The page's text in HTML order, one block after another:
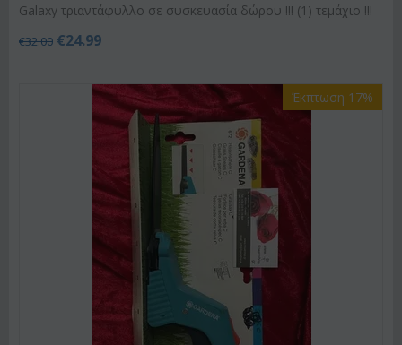
Galaxy τριαντάφυλλο σε συσκευασία δώρου !!! (1) τεμάχιo !!!
€32.00 €24.99
Έκπτωση 17%